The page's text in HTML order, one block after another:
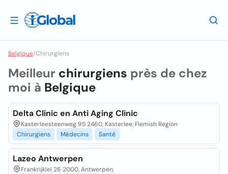
Belgique/Chirurgiens
Meilleur chirurgiens près de chez
moi à Belgique
Delta Clinic en Anti Aging Clinic
Kasterleesteenweg 95 2460, Kasterlee, Flemish Region
Chirurgiens
Médecins Santé
Lazeo Antwerpen
Frankrijklei 26 2000, Antwerpen,